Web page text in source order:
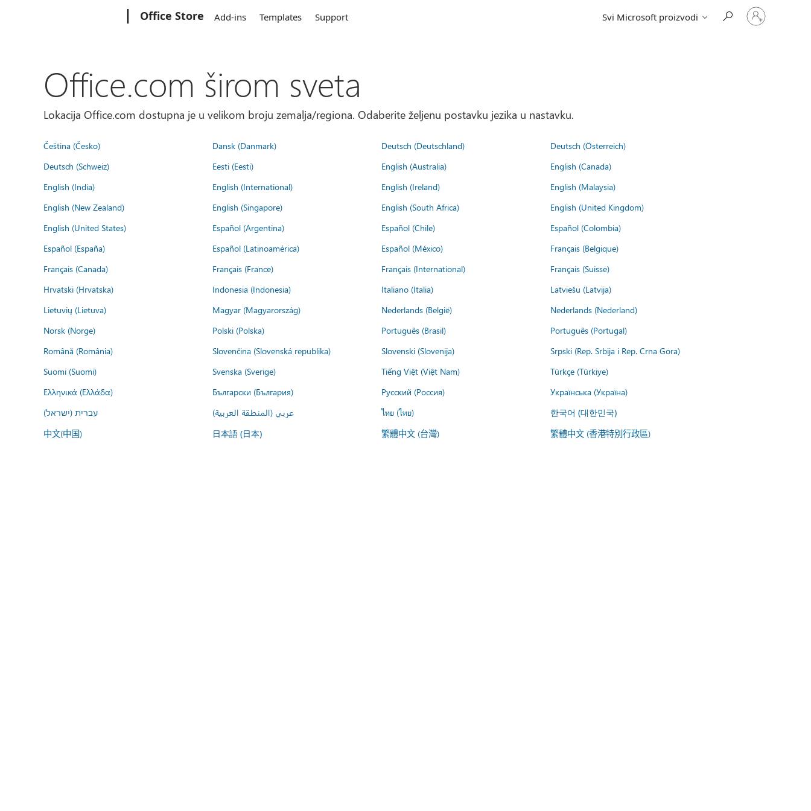
Office Store Add-ins Templates Support Svi Microsoft proizvodi
Prijavite
se
Office.com širom sveta
Lokacija Office.com dostupna je u velikom broju zemalja/regiona. Odaberite željenu postavku jezika u nastavku.
Čeština (Česko) Dansk (Danmark) Deutsch (Deutschland)
Deutsch (Österreich)
Deutsch (Schweiz)
Eesti (Eesti) English (Australia)
English (Canada)
English (India)
English (International) English (Ireland)
English (Malaysia)
English (New Zealand)
English (Singapore) English (South Africa)
English (United Kingdom)
English (United States)
Español (Argentina) Español (Chile)
Español (Colombia)
Español (España)
Español (Latinoamérica) Español (México)
Français (Belgique)
Français (Canada)
Français (France) Français (International)
Français (Suisse)
Hrvatski (Hrvatska)
Indonesia (Indonesia) Italiano (Italia)
Latviešu (Latvija)
Lietuvių (Lietuva)
Magyar (Magyarország) Nederlands (België)
Nederlands (Nederland)
Norsk (Norge)
Polski (Polska) Português (Brasil)
Português (Portugal)
Română (România)
Slovenčina (Slovenská republika) Slovenski (Slovenija)
Srpski (Rep. Srbija i Rep. Crna Gora)
Suomi (Suomi)
Svenska (Sverige) Tiếng Việt (Việt Nam)
Türkçe (Türkiye)
Ελληνικά (Ελλάδα)
Български (България) Русский (Россия)
Українська (Україна)
עברית (ישראל)
عربي (المنطقة العربية) ไทย (ไทย) 한국어 (대한민국)
中文(中国) 日本語 (日本) 繁體中文 (台灣) 繁體中文 (香港特別行政區)